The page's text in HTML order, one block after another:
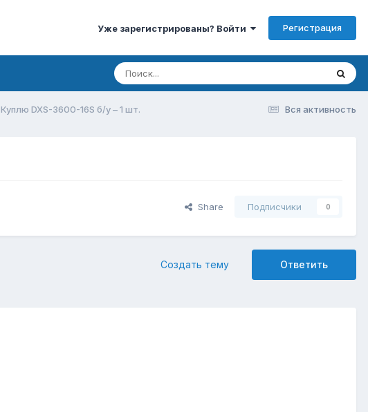
Уже зарегистрированы? Войти Регистрация
Вся активность
Куплю DXS-3600-16S б/у – 1 шт.
Share Подписчики 0
Ответить
Создать тему